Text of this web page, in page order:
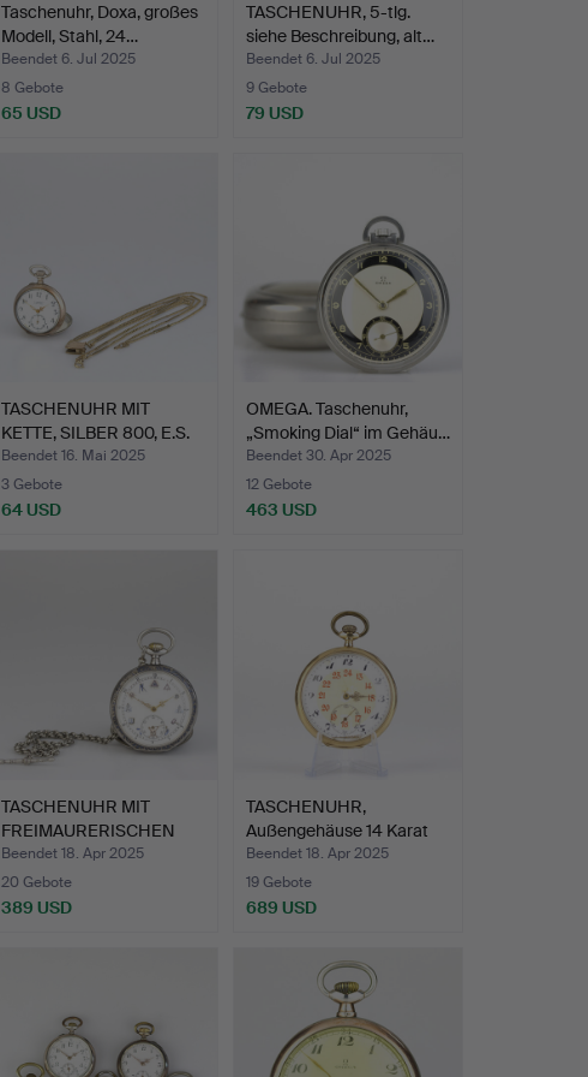
Taschenuhr, Doxa, großes
Modell, Stahl, 24…
Beendet 6. Jul 2025
8 Gebote
65 USD
TASCHENUHR, 5-tlg.
siehe Beschreibung, alt…
Beendet 6. Jul 2025
9 Gebote
79 USD
TASCHENUHR MIT
KETTE, SILBER 800, E.S.
Bec…
Beendet 16. Mai 2025
3 Gebote
64 USD
OMEGA. Taschenuhr,
„Smoking Dial“ im Gehäu…
Beendet 30. Apr 2025
12 Gebote
463 USD
TASCHENUHR MIT
FREIMAURERISCHEN
SYMBOLEN, …
Beendet 18. Apr 2025
20 Gebote
389 USD
TASCHENUHR,
Außengehäuse 14 Karat
Gold, em…
Beendet 18. Apr 2025
19 Gebote
689 USD